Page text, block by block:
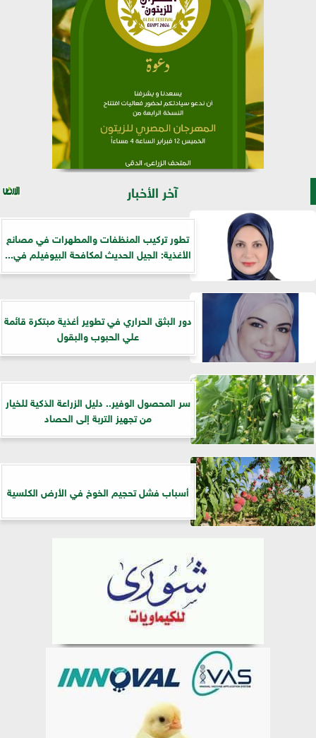
آخر الأخبار
تطور تركيب المنظفات والمطهرات في مصانع
الأغذية: الجيل الحديث لمكافحة البيوفيلم في...
دور البثق الحراري في تطوير أغذية مبتكرة قائمة
علي الحبوب والبقول
سر المحصول الوفير.. دليل الزراعة الذكية للخيار
من تجهيز التربة إلى الحصاد
أسباب فشل تحجيم الخوخ في الأرض الكلسية